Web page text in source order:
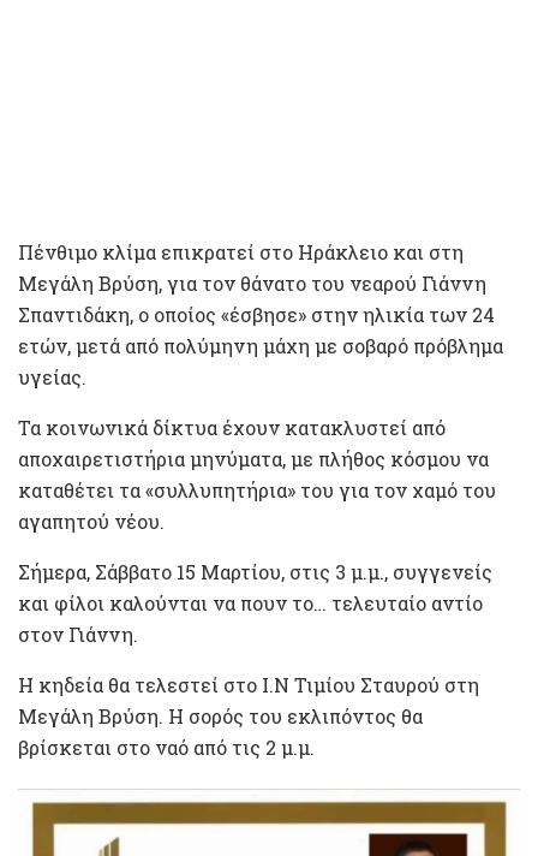
Πένθιμο κλίμα επικρατεί στο Ηράκλειο και στη
Μεγάλη Βρύση, για τον θάνατο του νεαρού Γιάννη
Σπαντιδάκη, ο οποίος «έσβησε» στην ηλικία των 24
ετών, μετά από πολύμηνη μάχη με σοβαρό πρόβλημα
υγείας.
Τα κοινωνικά δίκτυα έχουν κατακλυστεί από
αποχαιρετιστήρια μηνύματα, με πλήθος κόσμου να
καταθέτει τα «συλλυπητήρια» του για τον χαμό του
αγαπητού νέου.
Σήμερα, Σάββατο 15 Μαρτίου, στις 3 μ.μ., συγγενείς
και φίλοι καλούνται να πουν το… τελευταίο αντίο
στον Γιάννη.
Η κηδεία θα τελεστεί στο Ι.Ν Τιμίου Σταυρού στη
Μεγάλη Βρύση. Η σορός του εκλιπόντος θα
βρίσκεται στο ναό από τις 2 μ.μ.